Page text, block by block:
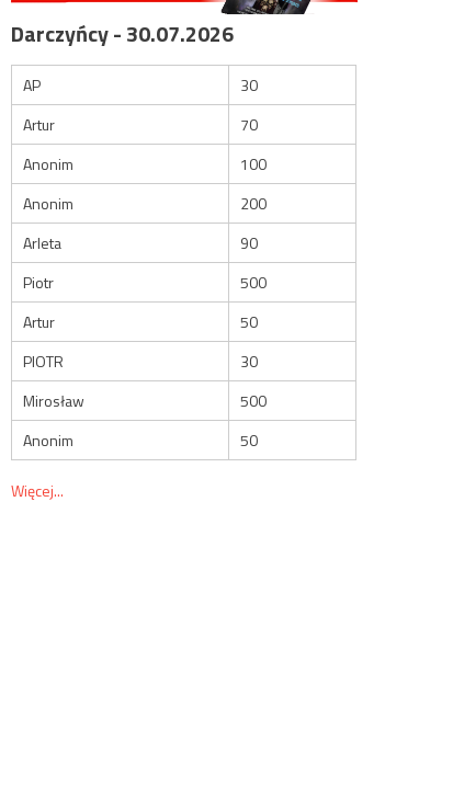
Darczyńcy - 30.07.2026
AP
30
Artur
70
Anonim
100
Anonim
200
Arleta
90
Piotr
500
Artur
50
PIOTR
30
Mirosław
500
Anonim
50
Więcej...